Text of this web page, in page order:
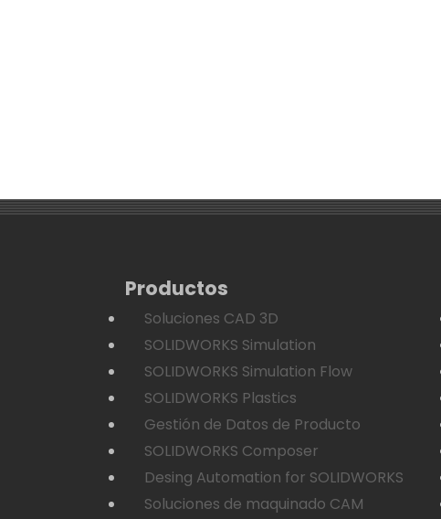
Productos
Soluciones CAD 3D
SOLIDWORKS Simulation
SOLIDWORKS Simulation Flow
SOLIDWORKS Plastics
Gestión de Datos de Producto
SOLIDWORKS Composer
Desing Automation for SOLIDWORKS
Soluciones de maquinado CAM